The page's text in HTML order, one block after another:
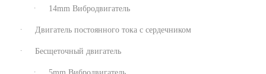
14mm Вибродвигатель
Двигатель постоянного тока с сердечником
Бесщеточный двигатель